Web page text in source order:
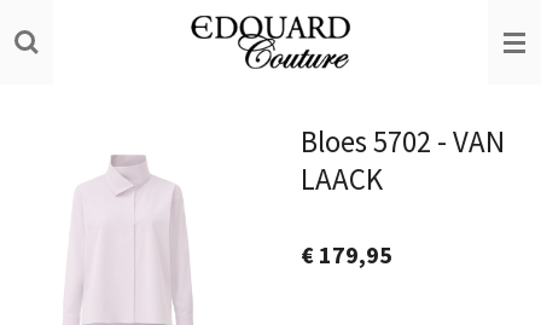
direct
Bloes 5702 - VAN
LAACK
€ 179,95